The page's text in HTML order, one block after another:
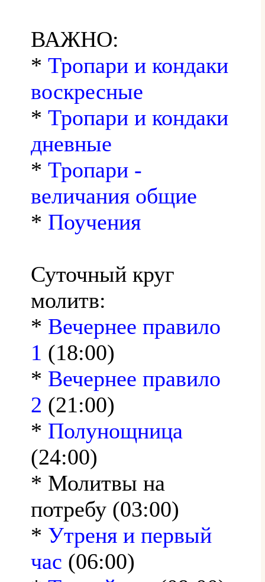
ВАЖНО:
* Тропари и кондаки
воскресные
* Тропари и кондаки
дневные
* Тропари -
величания общие
* Поучения
Суточный круг
молитв:
* Вечернее правило
1 (18:00)
* Вечернее правило
2 (21:00)
* Полунощница
(24:00)
* Молитвы на
потребу (03:00)
* Утреня и первый
час (06:00)